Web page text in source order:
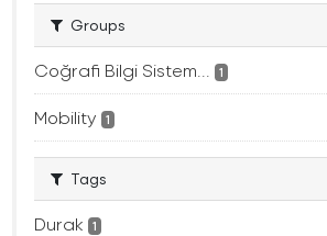
Groups
Coğrafi Bilgi Sistem... 1
Mobility 1
Tags
Durak 1